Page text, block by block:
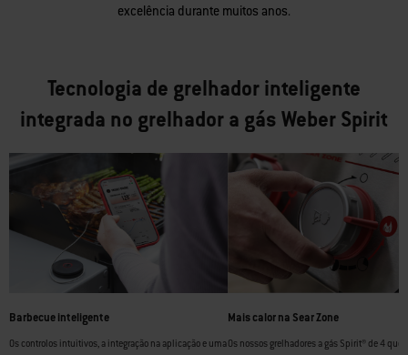
excelência durante muitos anos.
Tecnologia de grelhador inteligente
integrada no grelhador a gás Weber Spirit
Barbecue inteligente
Os controlos intuitivos, a integração na aplicação e uma
Mais calor na Sear Zone
Os nossos grelhadores a gás Spirit® de 4